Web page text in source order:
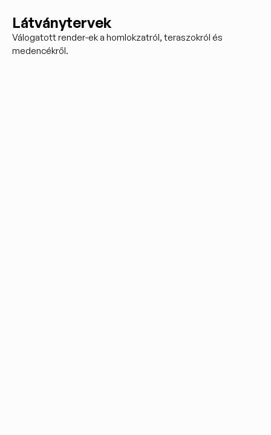
Látványtervek
Válogatott render-ek a homlokzatról, teraszokról és
medencékről.